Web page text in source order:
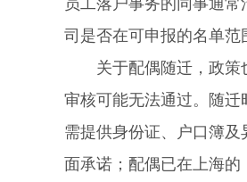
司是否在可申报的名单范
关于配偶随迁，政策也
审核可能无法通过。随迁
需提供身份证、户口簿
面承诺；配偶已在上海的